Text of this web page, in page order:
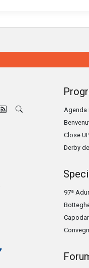
Agenda
Close UP
Derby
97ª